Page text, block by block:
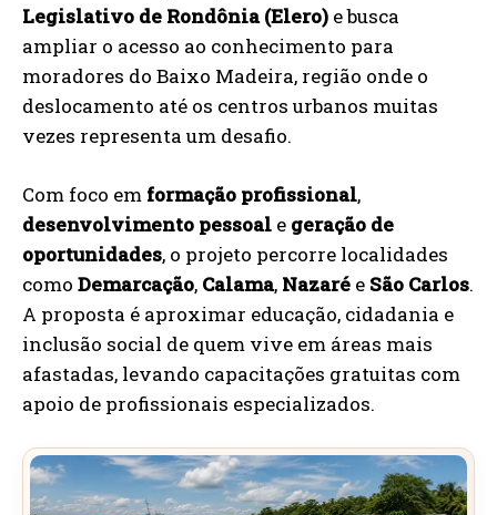
Legislativo de Rondônia (Elero) e busca
ampliar o acesso ao conhecimento para
moradores do Baixo Madeira, região onde o
deslocamento até os centros urbanos muitas
vezes representa um desafio.
Com foco em formação profissional,
desenvolvimento pessoal e geração de
oportunidades, o projeto percorre localidades
como Demarcação, Calama, Nazaré e São Carlos.
A proposta é aproximar educação, cidadania e
inclusão social de quem vive em áreas mais
afastadas, levando capacitações gratuitas com
apoio de profissionais especializados.